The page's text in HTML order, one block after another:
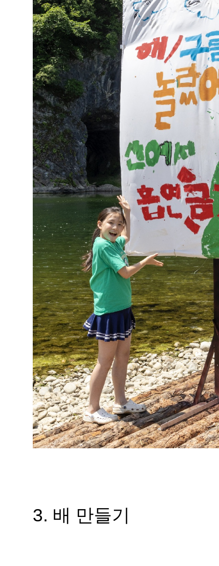
3. 배 만들기